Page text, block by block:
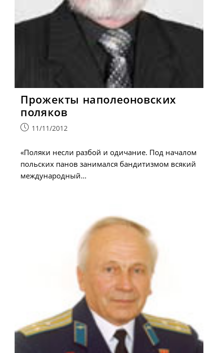
Прожекты наполеоновских
поляков
Запись11/11/2012
«Поляки несли разбой и одичание. Под началом
польских панов занимался бандитизмом всякий
международный…